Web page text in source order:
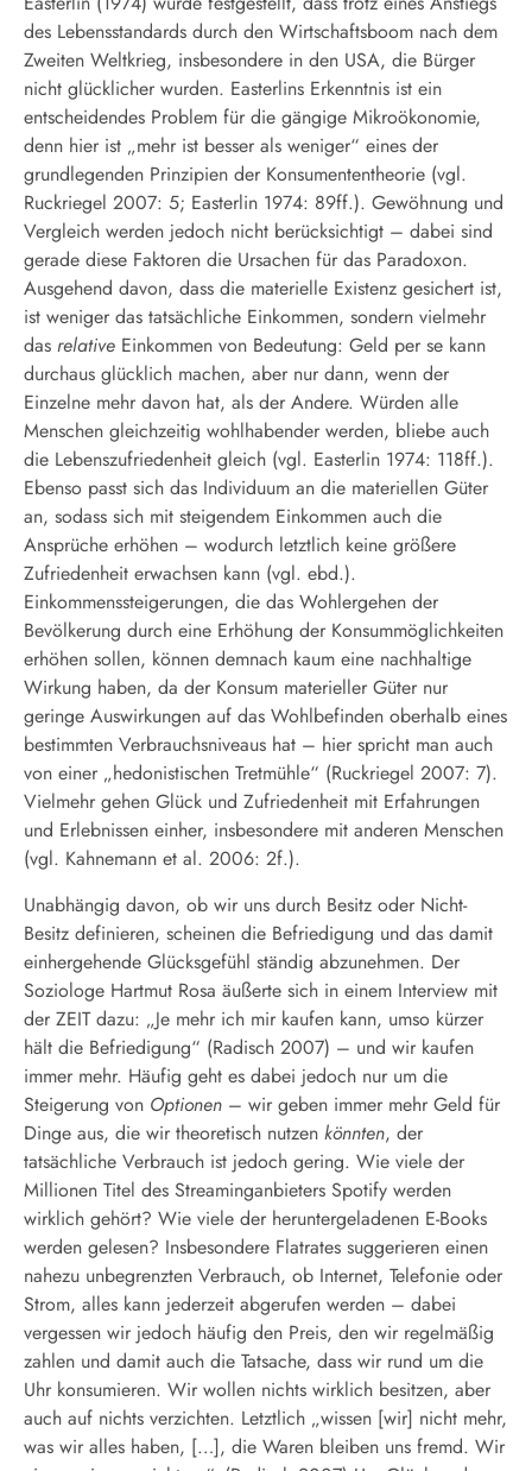
des Lebensstandards durch den Wirtschaftsboom nach dem
Zweiten Weltkrieg, insbesondere in den USA, die Bürger
nicht glücklicher wurden. Easterlins Erkenntnis ist ein
entscheidendes Problem für die gängige Mikroökonomie,
denn hier ist „mehr ist besser als weniger“ eines der
grundlegenden Prinzipien der Konsumententheorie (vgl.
Ruckriegel 2007: 5; Easterlin 1974: 89ff.). Gewöhnung und
Vergleich werden jedoch nicht berücksichtigt – dabei sind
gerade diese Faktoren die Ursachen für das Paradoxon.
Ausgehend davon, dass die materielle Existenz gesichert ist,
ist weniger das tatsächliche Einkommen, sondern vielmehr
das relative Einkommen von Bedeutung: Geld per se kann
durchaus glücklich machen, aber nur dann, wenn der
Einzelne mehr davon hat, als der Andere. Würden alle
Menschen gleichzeitig wohlhabender werden, bliebe auch
die Lebenszufriedenheit gleich (vgl. Easterlin 1974: 118ff.).
Ebenso passt sich das Individuum an die materiellen Güter
an, sodass sich mit steigendem Einkommen auch die
Ansprüche erhöhen – wodurch letztlich keine größere
Zufriedenheit erwachsen kann (vgl. ebd.).
Einkommenssteigerungen, die das Wohlergehen der
Bevölkerung durch eine Erhöhung der Konsummöglichkeiten
erhöhen sollen, können demnach kaum eine nachhaltige
Wirkung haben, da der Konsum materieller Güter nur
geringe Auswirkungen auf das Wohlbefinden oberhalb eines
bestimmten Verbrauchsniveaus hat – hier spricht man auch
von einer „hedonistischen Tretmühle“ (Ruckriegel 2007: 7).
Vielmehr gehen Glück und Zufriedenheit mit Erfahrungen
und Erlebnissen einher, insbesondere mit anderen Menschen
(vgl. Kahnemann et al. 2006: 2f.).
Unabhängig davon, ob wir uns durch Besitz oder Nicht-
Besitz definieren, scheinen die Befriedigung und das damit
einhergehende Glücksgefühl ständig abzunehmen. Der
Soziologe Hartmut Rosa äußerte sich in einem Interview mit
der ZEIT dazu: „Je mehr ich mir kaufen kann, umso kürzer
hält die Befriedigung“ (Radisch 2007) – und wir kaufen
immer mehr. Häufig geht es dabei jedoch nur um die
Steigerung von Optionen – wir geben immer mehr Geld für
Dinge aus, die wir theoretisch nutzen könnten, der
tatsächliche Verbrauch ist jedoch gering. Wie viele der
Millionen Titel des Streaminganbieters Spotify werden
wirklich gehört? Wie viele der heruntergeladenen E-Books
werden gelesen? Insbesondere Flatrates suggerieren einen
nahezu unbegrenzten Verbrauch, ob Internet, Telefonie oder
Strom, alles kann jederzeit abgerufen werden – dabei
vergessen wir jedoch häufig den Preis, den wir regelmäßig
zahlen und damit auch die Tatsache, dass wir rund um die
Uhr konsumieren. Wir wollen nichts wirklich besitzen, aber
auch auf nichts verzichten. Letztlich „wissen [wir] nicht mehr,
was wir alles haben, […], die Waren bleiben uns fremd. Wir